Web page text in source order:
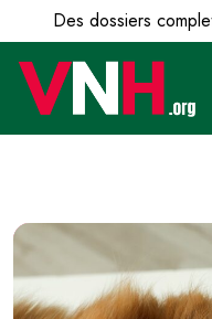
Des dossiers